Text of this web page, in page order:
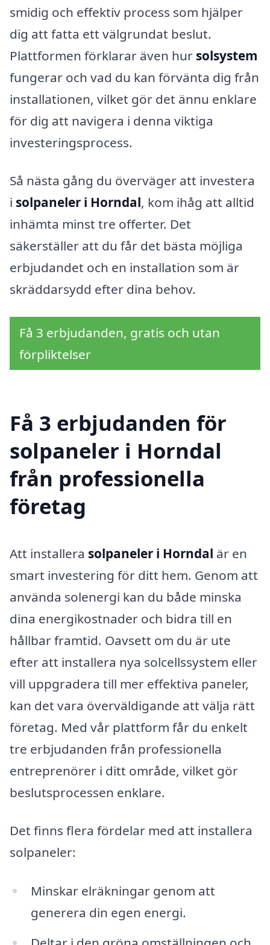
smidig och effektiv process som hjälper
dig att fatta ett välgrundat beslut.
Plattformen förklarar även hur solsystem
fungerar och vad du kan förvänta dig från
installationen, vilket gör det ännu enklare
för dig att navigera i denna viktiga
investeringsprocess.
Så nästa gång du överväger att investera
i solpaneler i Horndal, kom ihåg att alltid
inhämta minst tre offerter. Det
säkerställer att du får det bästa möjliga
erbjudandet och en installation som är
skräddarsydd efter dina behov.
Få 3 erbjudanden, gratis och utan
förpliktelser
Få 3 erbjudanden för
solpaneler i Horndal
från professionella
företag
Att installera solpaneler i Horndal är en
smart investering för ditt hem. Genom att
använda solenergi kan du både minska
dina energikostnader och bidra till en
hållbar framtid. Oavsett om du är ute
efter att installera nya solcellssystem eller
vill uppgradera till mer effektiva paneler,
kan det vara överväldigande att välja rätt
företag. Med vår plattform får du enkelt
tre erbjudanden från professionella
entreprenörer i ditt område, vilket gör
beslutsprocessen enklare.
Det finns flera fördelar med att installera
solpaneler:
Minskar elräkningar genom att
generera din egen energi.